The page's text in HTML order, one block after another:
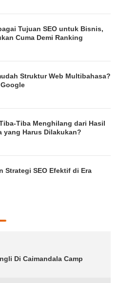
Tujuan SEO untuk Bisnis,
Cuma Demi Ranking
Struktur Web Multibahasa?
Tiba Menghilang dari Hasil
yang Harus Dilakukan?
Strategi SEO Efektif di Era
Di Caimandala Camp